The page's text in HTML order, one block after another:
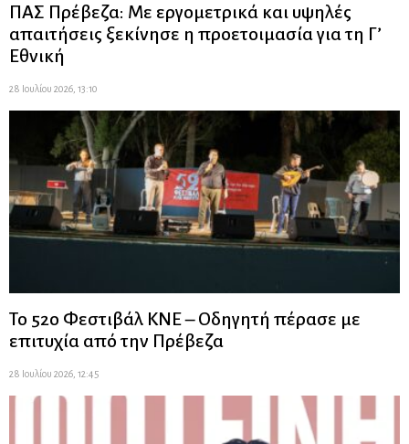
ΠΑΣ Πρέβεζα: Με εργομετρικά και υψηλές
απαιτήσεις ξεκίνησε η προετοιμασία για τη Γ’
Εθνική
28 Ιουλίου 2026, 13:10
Το 52ο Φεστιβάλ ΚΝΕ – Οδηγητή πέρασε με
επιτυχία από την Πρέβεζα
28 Ιουλίου 2026, 12:45